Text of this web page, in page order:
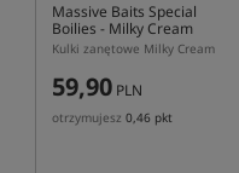
Massive Baits Special
Boilies - Milky Cream
Kulki zanętowe Milky Cream
59,90 PLN
otrzymujesz 0,46 pkt